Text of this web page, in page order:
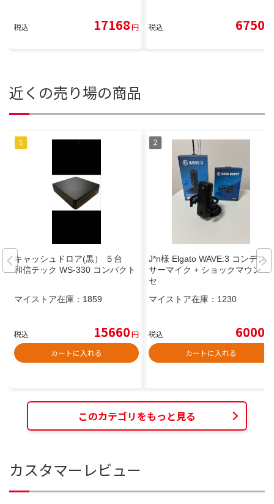
税込 17168円 税込 6750
近くの売り場の商品
キャッシュドロア(黒） ５台
和信テック WS-330 コンパクト
マイストア在庫： 1859
税込 15660円
カートに入れる
J*n様 Elgato WAVE:3 コンデン
サーマイク + ショックマウント
セ
マイストア在庫： 1230
税込 6000
カートに入れる
このカテゴリをもっと見る
カスタマーレビュー